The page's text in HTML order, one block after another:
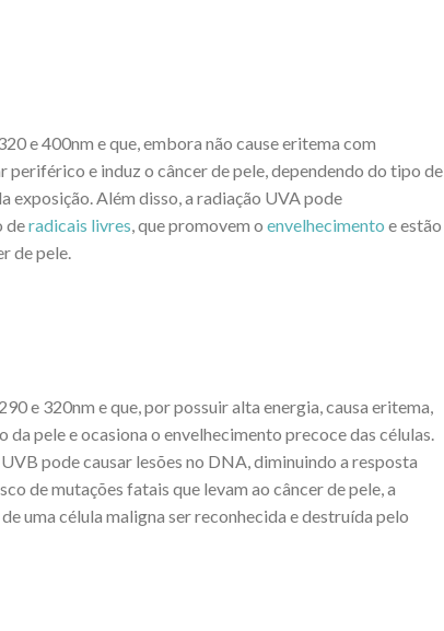
e 400nm e que, embora não cause eritema com
periférico e induz o câncer de pele, dependendo do tipo de
exposição. Além disso, a radiação UVA pode
deradicais livres, que promovem o envelhecimento e estão
de pele.
e 320nm e que, por possuir alta energia, causa eritema,
pele e ocasiona o envelhecimento precoce das células.
pode causar lesões no DNA, diminuindo a resposta
de mutações fatais que levam ao câncer de pele, a
uma célula maligna ser reconhecida e destruída pelo